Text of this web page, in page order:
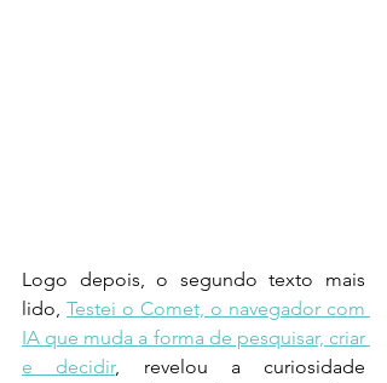
Logo depois, o segundo texto mais
lido, Testei o Comet, o navegador com
IA que muda a forma de pesquisar, criar
e decidir, revelou a curiosidade